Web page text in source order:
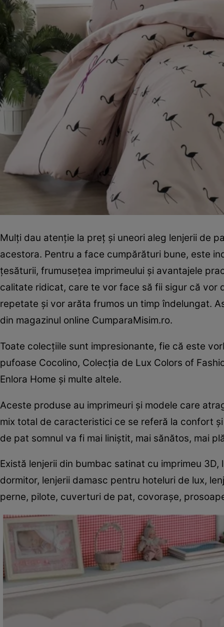
Mulţi dau atenţie la preţ şi uneori aleg lenjerii de
acestora. Pentru a face cumpărături bune, este
ţesăturii, frumuseţea imprimeului şi avantajele
calitate ridicat, care te vor face să fii sigur că vor
repetate şi vor arăta frumos un timp îndelungat.
din magazinul online CumparaMisim.ro.
Toate colecţiile sunt impresionante, fie că este
pufoase Cocolino, Colecţia de Lux Colors of
Enlora Home şi multe altele.
Aceste produse au imprimeuri şi modele care
mix total de caracteristici ce se referă la confort
de pat somnul va fi mai liniştit, mai sănătos, mai
Există lenjerii din bumbac satinat cu imprimeu
dormitor, lenjerii damasc pentru hoteluri de lux,
perne, pilote, cuverturi de pat, covoraşe,